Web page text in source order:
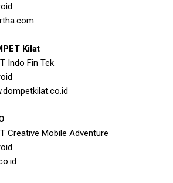
Kilat
Indo Fin Tek
Creative Mobile Adventure